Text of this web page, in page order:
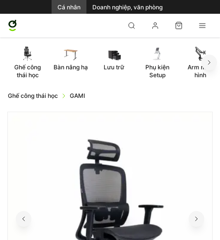
Cá nhân Doanh nghiệp, văn phòng
Ghế công
thái học
Bàn nâng hạ Lưu trữ
Phụ kiện
Setup
Arm màn
hình
Ghế công thái học GAMI